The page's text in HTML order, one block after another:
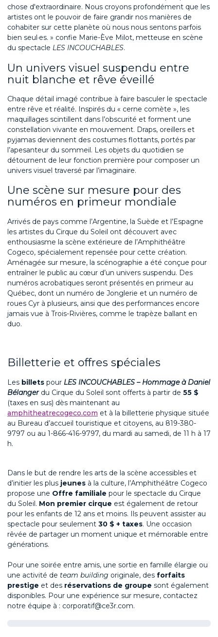
chose d'extraordinaire. Nous croyons profondément que les
artistes ont le pouvoir de faire grandir nos manières de
cohabiter sur cette planète où nous nous sentons parfois
bien seul·es. » confie Marie-Ève Milot, metteuse en scène
du spectacle LES INCOUCHABLES.
Un univers visuel suspendu entre
nuit blanche et rêve éveillé
Chaque détail imagé contribue à faire basculer le spectacle
entre rêve et réalité. Inspirés du « cerne comète », les
maquillages scintillent dans l’obscurité et forment une
constellation vivante en mouvement. Draps, oreillers et
pyjamas deviennent des costumes flottants, portés par
l’apesanteur du sommeil. Les objets du quotidien se
détournent de leur fonction première pour composer un
univers visuel traversé par l’imaginaire.
Une scène sur mesure pour des
numéros en primeur mondiale
Arrivés de pays comme l’Argentine, la Suède et l’Espagne
les artistes du Cirque du Soleil ont découvert avec
enthousiasme la scène extérieure de l’Amphithéâtre
Cogeco, spécialement repensée pour cette création.
Aménagée sur mesure, la scénographie a été conçue pour
entraîner le public au cœur d’un univers suspendu. Des
numéros acrobatiques seront présentés en primeur au
Québec, dont un numéro de Jonglerie et un numéro de
roues Cyr à plusieurs, ainsi que des performances encore
jamais vue à Trois-Rivières, comme le trapèze ballant en
duo.
Billetterie et offres spéciales
Les billets pour LES INCOUCHABLES – Hommage à Daniel
Bélangerdu Cirque du Soleil sont offerts à partir de 55 $
(taxes en sus) dès maintenant au
amphitheatrecogeco.com et à la billetterie physique située
au Bureau d’accueil touristique et citoyens, au 819-380-
9797 ou au 1-866-416-9797, du mardi au samedi, de 11 h à 17
h.
Dans le but de rendre les arts de la scène accessibles et
d’initier les plus jeunes à la culture, l’Amphithéâtre Cogeco
propose une Offre familiale pour le spectacle du Cirque
du Soleil. Mon premier cirque est également de retour
pour les enfants de 12 ans et moins. Ils peuvent assister au
spectacle pour seulement 30 $ + taxes. Une occasion
rêvée de partager un moment unique et mémorable entre
générations.
Pour une soirée entre amis, une sortie en famille élargie ou
une activité de team building originale, des forfaits
prestige et des réservations de groupe sont également
disponibles. Pour une expérience sur mesure, contactez
notre équipe à : corporatif@ce3r.com.